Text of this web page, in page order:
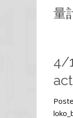
量
4/